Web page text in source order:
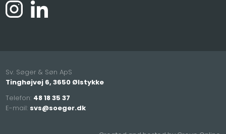
Sv. Søger & Søn ApS
Tinghøjvej 6, 3650 Ølstykke
Telefon: 48 18 35 37
E-mail: svs@soeger.dk​